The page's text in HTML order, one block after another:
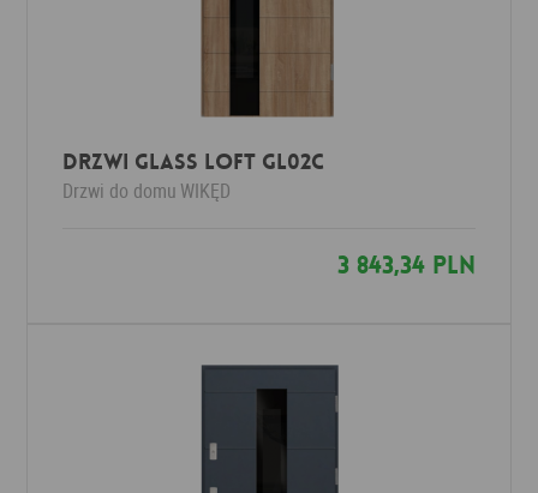
Drzwi Glass Loft GL02c
Drzwi do domu WIKĘD
3 843,34 PLN